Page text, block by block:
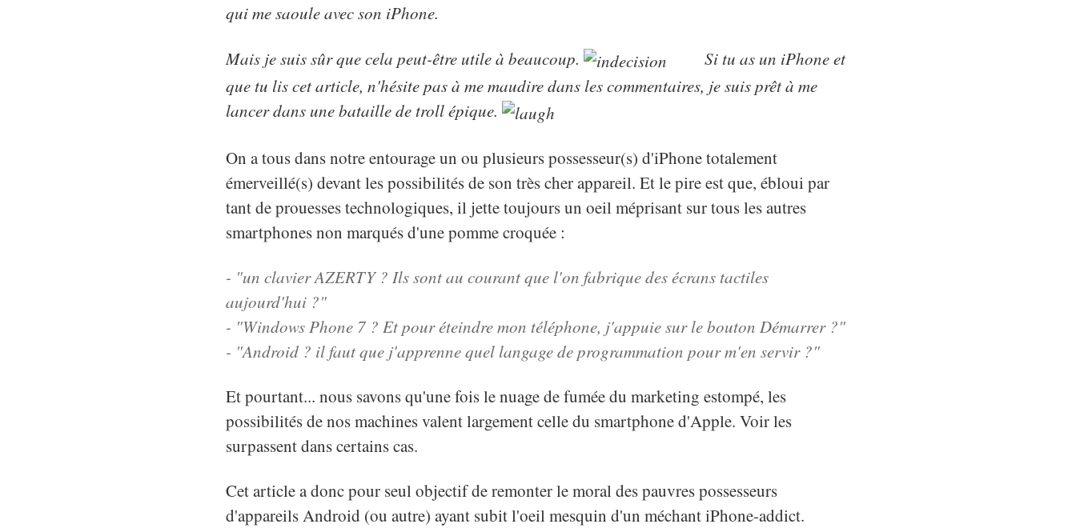
qui me saoule avec son iPhone.
Mais je suis sûr que cela peut-être utile à beaucoup.
Si tu as un iPhone et
que tu lis cet article, n'hésite pas à me maudire dans les commentaires, je suis prêt à me
lancer dans une bataille de troll épique.
On a tous dans notre entourage un ou plusieurs possesseur(s) d'iPhone totalement
émerveillé(s) devant les possibilités de son très cher appareil. Et le pire est que, ébloui par
tant de prouesses technologiques, il jette toujours un oeil méprisant sur tous les autres
smartphones non marqués d'une pomme croquée :
- "un clavier AZERTY ? Ils sont au courant que l'on fabrique des écrans tactiles
aujourd'hui ?"
- "Windows Phone 7 ? Et pour éteindre mon téléphone, j'appuie sur le bouton Démarrer ?"
- "Android ? il faut que j'apprenne quel langage de programmation pour m'en servir ?"
Et pourtant... nous savons qu'une fois le nuage de fumée du marketing estompé, les
possibilités de nos machines valent largement celle du smartphone d'Apple. Voir les
surpassent dans certains cas.
Cet article a donc pour seul objectif de remonter le moral des pauvres possesseurs
d'appareils Android (ou autre) ayant subit l'oeil mesquin d'un méchant iPhone-addict.